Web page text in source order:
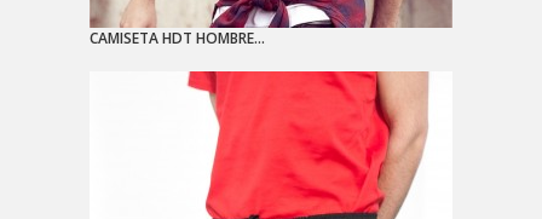
CAMISETA HDT HOMBRE...